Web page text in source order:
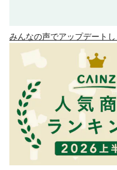
みんなの声でアップデート